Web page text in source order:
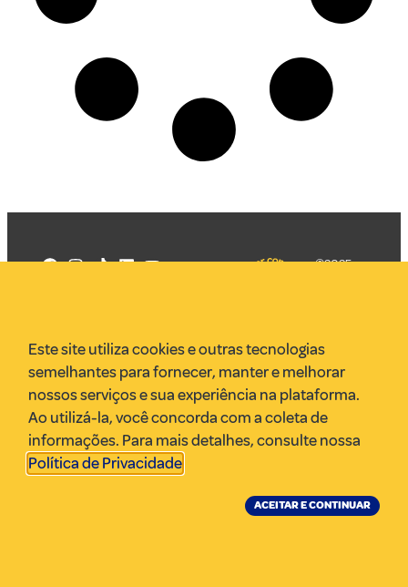
VR Assessoria
Parcerias
Envie uma pauta
Anuncie
©2025
Este site utiliza cookies e outras tecnologias
semelhantes para fornecer, manter e melhorar
nossos serviços e sua experiência na plataforma.
Ao utilizá-la, você concorda com a coleta de
informações. Para mais detalhes, consulte nossa
Política de Privacidade.
ACEITAR E CONTINUAR